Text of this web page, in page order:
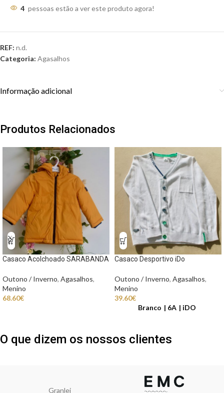
4 pessoas estão a ver este produto agora!
REF: n.d.
Categoria: Agasalhos
Informação adicional
Produtos Relacionados
Casaco Acolchoado SARABANDA
Outono / Inverno, Agasalhos,
Menino
68.60€
Casaco Desportivo iDo
Outono / Inverno, Agasalhos,
Menino
39.60€
Branco
6A iDO
O que dizem os nossos clientes
Granlei